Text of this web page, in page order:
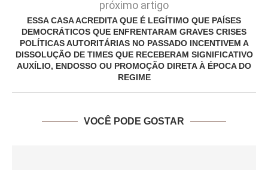
próximo artigo
ESSA CASA ACREDITA QUE É LEGÍTIMO QUE PAÍSES
DEMOCRÁTICOS QUE ENFRENTARAM GRAVES CRISES
POLÍTICAS AUTORITÁRIAS NO PASSADO INCENTIVEM A
DISSOLUÇÃO DE TIMES QUE RECEBERAM SIGNIFICATIVO
AUXÍLIO, ENDOSSO OU PROMOÇÃO DIRETA À ÉPOCA DO
REGIME
VOCÊ PODE GOSTAR